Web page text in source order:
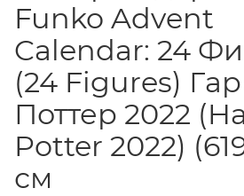
Funko Advent
Calendar: 24
(24 Figures)
Поттер 2022
Potter 2022)
см